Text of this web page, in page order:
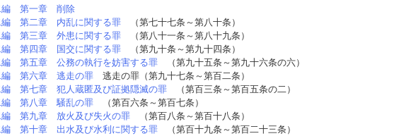
編 第一章 削除
編 第二章 内乱に関する罪（第七十七条～第八十条）
編 第三章 外患に関する罪（第八十一条～第八十九条）
編 第四章 国交に関する罪（第九十条～第九十四条）
編 第五章 公務の執行を妨害する罪（第九十五条～第九十六条の六）
編 第六章 逃走の罪逃走の罪（第九十七条～第百二条）
編 第七章 犯人蔵匿及び証拠隠滅の罪（第百三条～第百五条の二）
編 第八章 騒乱の罪（第百六条～第百七条）
編 第九章 放火及び失火の罪（第百八条～第百十八条）
編 第十章 出水及び水利に関する罪（第百十九条～第百二十三条）